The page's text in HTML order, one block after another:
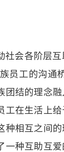
会各阶层
员工的沟通
结的理念
在生活上
相互之间
种互助互